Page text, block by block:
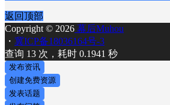
返回顶部
Copyright © 2026 幕后Muhou
・ 冀ICP备18036164号-3
查询 13 次，耗时 0.1941 秒
发布资讯
创建免费资源
发表话题